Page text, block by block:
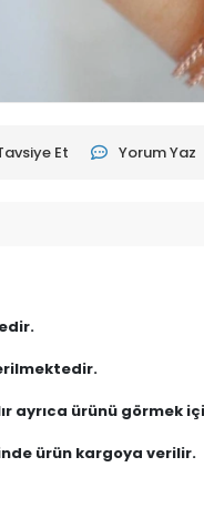
Et Yorum Yaz
ayrıca ürünü
ürün kargoya verilir.